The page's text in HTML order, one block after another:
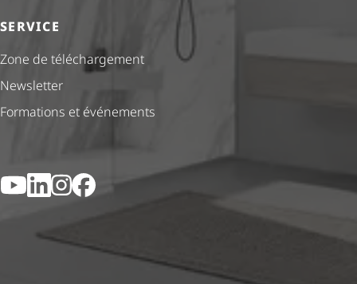
SERVICE
Zone de téléchargement
Newsletter
Formations et événements
YouTubeLinkedIn
Instagram
Facebook